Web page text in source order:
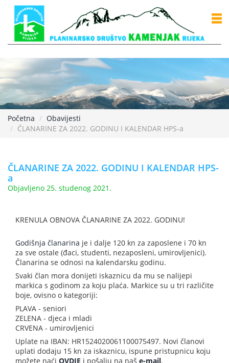
Početna
Obavijesti
ČLANARINE ZA 2022. GODINU I KALENDAR HPS-a
ČLANARINE ZA 2022. GODINU I KALENDAR HPS-
a
Objavljeno 25. studenog 2021.
KRENULA OBNOVA ČLANARINE ZA 2022. GODINU!
Godišnja članarina je i dalje 120 kn za zaposlene i 70 kn
za sve ostale (đaci, studenti, nezaposleni, umirovljenici).
Članarina se odnosi na kalendarsku godinu.
Svaki član mora donijeti iskaznicu da mu se nalijepi
markica s godinom za koju plaća. Markice su u tri različite
boje, ovisno o kategoriji:
PLAVA - seniori
ZELENA - djeca i mladi
CRVENA - umirovljenici
Uplate na IBAN: HR1524020061100075497. Novi članovi
uplati dodaju 15 kn za iskaznicu, ispune pristupnicu koju
možete naći OVDJE i pošalju na naš e-mail.